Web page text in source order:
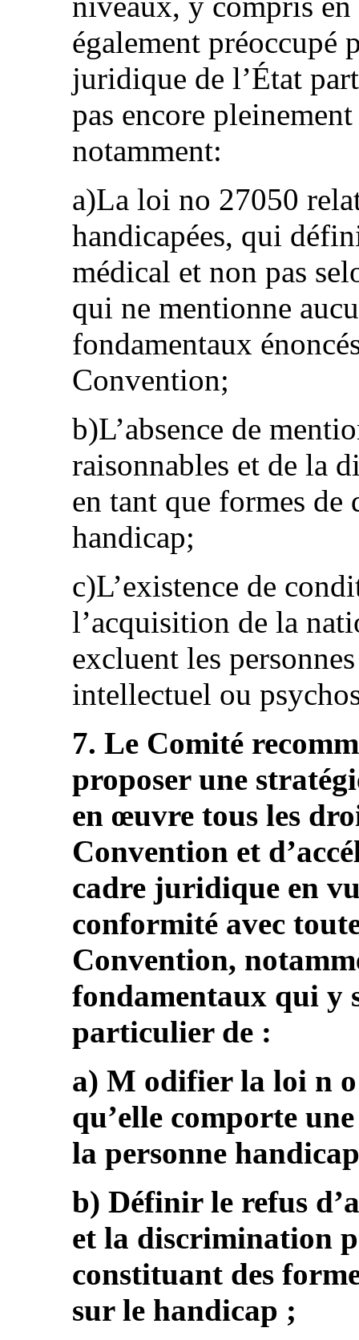
également préoccupé
juridique de l’État
pas encore
notamment:
a)La loi no 27050
handicapées, qui
médical et non pas
qui ne mentionne
fondamentaux
Convention;
b)L’absence de
raisonnables et de la
en tant que formes
handicap;
c)L’existence de
l’acquisition de la
excluent les
intellectuel ou
7. Le Comité
proposer une
en œuvre tous les
Convention et
cadre juridique en
conformité avec
Convention,
fondamentaux qui y
particulier de :
a) M odifier la loi n o
qu’elle comporte
la personne
b) Définir le refus
et la discrimination
constituant des
sur le handicap ;